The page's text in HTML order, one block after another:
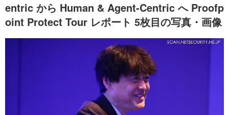
entric から Human & Agent-Centric へ Proofp
oint Protect Tour レポート 5枚目の写真・画像